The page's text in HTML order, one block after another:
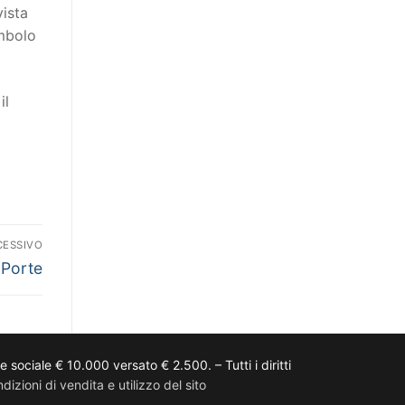
sociale € 10.000 versato € 2.500. – Tutti i diritti
di vendita e utilizzo del sito